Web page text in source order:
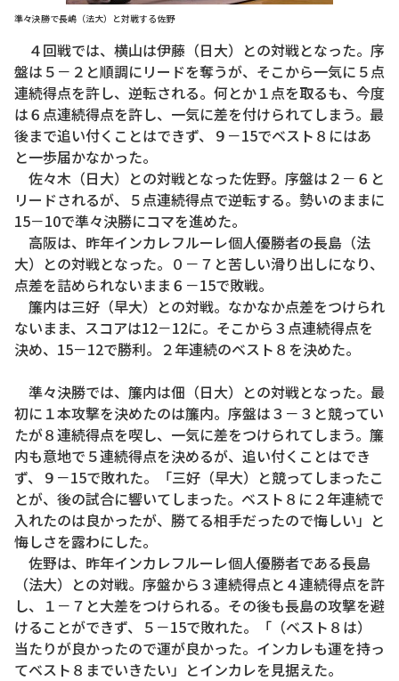
準々決勝で長嶋（法大）と対戦する佐野
４回戦では、横山は伊藤（日大）との対戦となった。序
盤は５－２と順調にリードを奪うが、そこから一気に５点
連続得点を許し、逆転される。何とか１点を取るも、今度
は６点連続得点を許し、一気に差を付けられてしまう。最
後まで追い付くことはできず、９－15でベスト８にはあ
と一歩届かなかった。
佐々木（日大）との対戦となった佐野。序盤は２－６と
リードされるが、５点連続得点で逆転する。勢いのままに
15－10で準々決勝にコマを進めた。
高阪は、昨年インカレフルーレ個人優勝者の長島（法
大）との対戦となった。０－７と苦しい滑り出しになり、
点差を詰められないまま６－15で敗戦。
簾内は三好（早大）との対戦。なかなか点差をつけられ
ないまま、スコアは12－12に。そこから３点連続得点を
決め、15－12で勝利。２年連続のベスト８を決めた。
準々決勝では、簾内は佃（日大）との対戦となった。最
初に１本攻撃を決めたのは簾内。序盤は３－３と競ってい
たが８連続得点を喫し、一気に差をつけられてしまう。簾
内も意地で５連続得点を決めるが、追い付くことはでき
ず、９－15で敗れた。「三好（早大）と競ってしまったこ
とが、後の試合に響いてしまった。ベスト８に２年連続で
入れたのは良かったが、勝てる相手だったので悔しい」と
悔しさを露わにした。
佐野は、昨年インカレフルーレ個人優勝者である長島
（法大）との対戦。序盤から３連続得点と４連続得点を許
し、１－７と大差をつけられる。その後も長島の攻撃を避
けることができず、５－15で敗れた。「（ベスト８は）
当たりが良かったので運が良かった。インカレも運を持っ
てベスト８までいきたい」とインカレを見据えた。